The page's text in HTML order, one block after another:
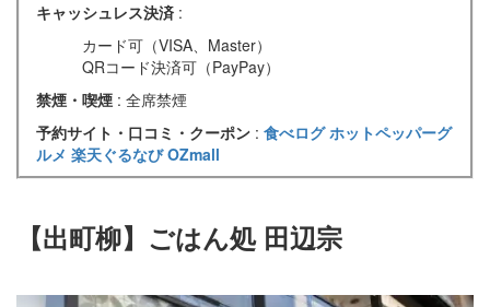
キャッシュレス決済 :
カード可（VISA、Master）
QRコード決済可（PayPay）
禁煙・喫煙 : 全席禁煙
予約サイト・口コミ・クーポン : 食べログホットペッパーグ
ルメ 楽天ぐるなびOZmall
【出町柳】ごはん処 田辺宗